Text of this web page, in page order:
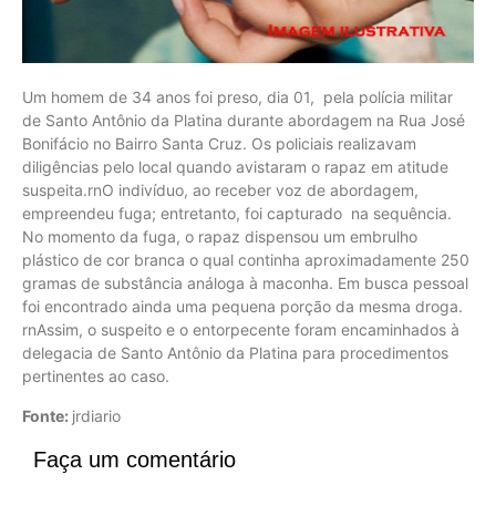
Um homem de 34 anos foi preso, dia 01, pela polícia militar
de Santo Antônio da Platina durante abordagem na Rua José
Bonifácio no Bairro Santa Cruz. Os policiais realizavam
diligências pelo local quando avistaram o rapaz em atitude
suspeita.rnO indivíduo, ao receber voz de abordagem,
empreendeu fuga; entretanto, foi capturado na sequência.
No momento da fuga, o rapaz dispensou um embrulho
plástico de cor branca o qual continha aproximadamente 250
gramas de substância análoga à maconha. Em busca pessoal
foi encontrado ainda uma pequena porção da mesma droga.
rnAssim, o suspeito e o entorpecente foram encaminhados à
delegacia de Santo Antônio da Platina para procedimentos
pertinentes ao caso.
Fonte: jrdiario
Faça um comentário